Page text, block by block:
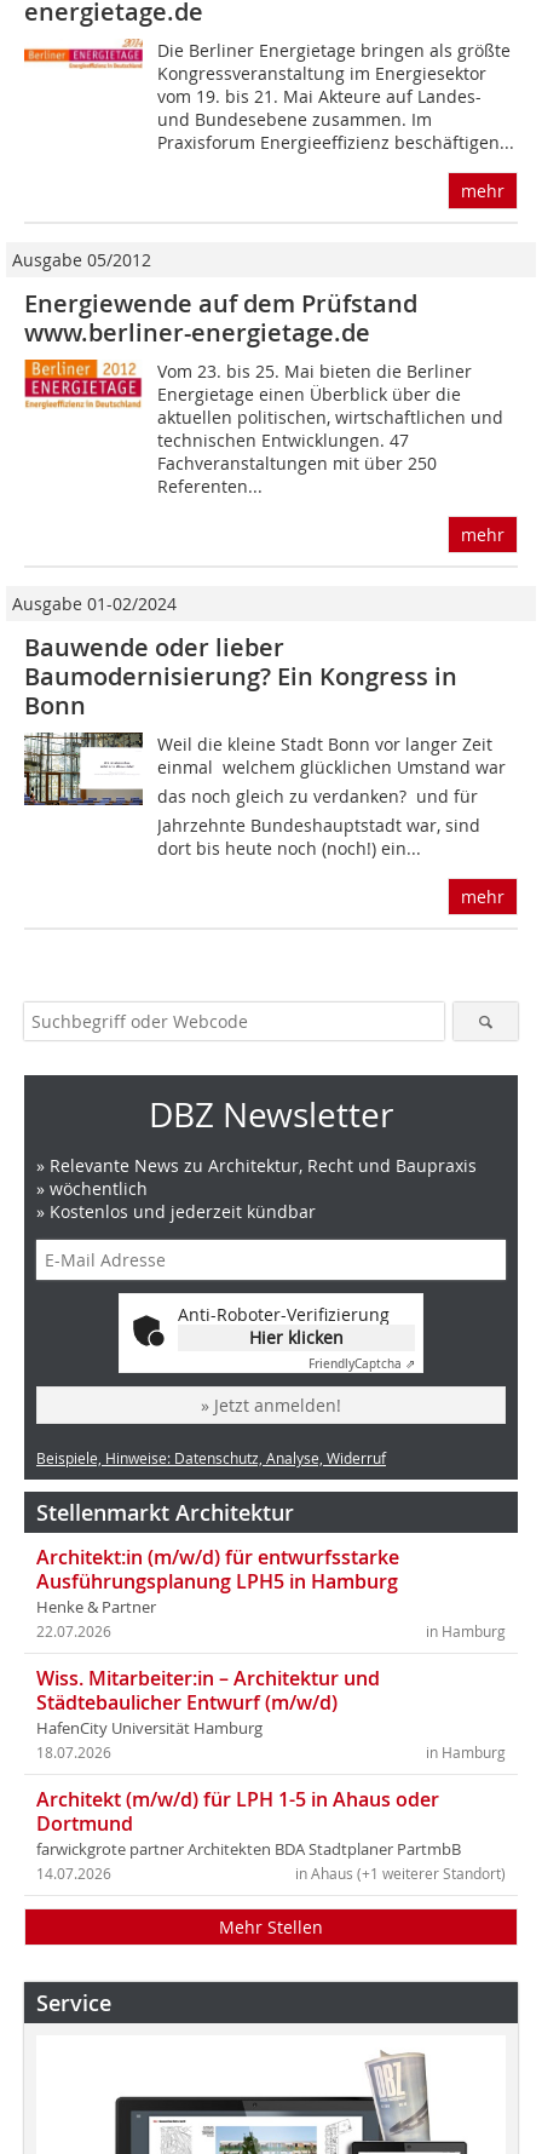
energietage.de
Die Berliner Energietage bringen als größte
Kongressveranstaltung im Energiesektor
vom 19. bis 21. Mai Akteure auf Landes-
und Bundesebene zusammen. Im
Praxisforum Energieeffizienz beschäftigen...
mehr
Ausgabe 05/2012
Energiewende auf dem Prüfstand
www.berliner-energietage.de
Vom 23. bis 25. Mai bieten die Berliner
Energietage einen Überblick über die
aktuellen politischen, wirtschaftlichen und
technischen Entwicklungen. 47
Fachveranstaltungen mit über 250
Referenten...
mehr
Ausgabe 01-02/2024
Bauwende oder lieber
Baumodernisierung? Ein Kongress in
Bonn
Weil die kleine Stadt Bonn vor langer Zeit
einmal  welchem glücklichen Umstand war
das noch gleich zu verdanken?  und für
Jahrzehnte Bundeshauptstadt war, sind
dort bis heute noch (noch!) ein...
mehr
DBZ Newsletter
» Relevante News zu Architektur, Recht und Baupraxis
» wöchentlich
» Kostenlos und jederzeit kündbar
Anti-Roboter-Verifizierung
Hier klicken
FriendlyCaptcha ⇗
» Jetzt anmelden!
Beispiele, Hinweise: Datenschutz, Analyse, Widerruf
Stellenmarkt Architektur
Architekt:in (m/w/d) für entwurfsstarke
Ausführungsplanung LPH5 in Hamburg
Henke & Partner
in Hamburg
22.07.2026
Wiss. Mitarbeiter:in – Architektur und
Städtebaulicher Entwurf (m/w/d)
HafenCity Universität Hamburg
in Hamburg
18.07.2026
Architekt (m/w/d) für LPH 1-5 in Ahaus oder
Dortmund
farwickgrote partner Architekten BDA Stadtplaner PartmbB
in Ahaus (+1 weiterer Standort)
14.07.2026
Mehr Stellen
Service